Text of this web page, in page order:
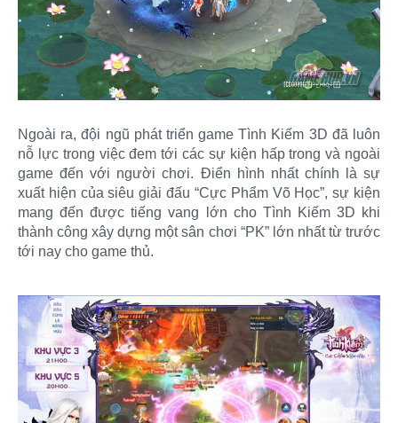
Ngoài ra, đội ngũ phát triển game Tình Kiếm 3D đã luôn
nỗ lực trong việc đem tới các sự kiện hấp trong và ngoài
game đến với người chơi. Điển hình nhất chính là sự
xuất hiện của siêu giải đấu “Cực Phẩm Võ Học”, sự kiện
mang đến được tiếng vang lớn cho Tình Kiếm 3D khi
thành công xây dựng một sân chơi “PK” lớn nhất từ trước
tới nay cho game thủ.